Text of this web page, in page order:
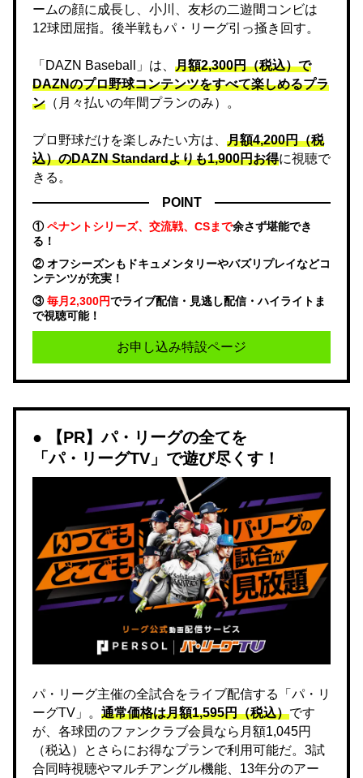
ームの顔に成長し、小川、友杉の二遊間コンビは
12球団屈指。後半戦もパ・リーグ引っ掻き回す。
「DAZN Baseball」は、 月額2,300円（税込）で
DAZNのプロ野球コンテンツをすべて楽しめるプラ
ン （月々払いの年間プランのみ）。
プロ野球だけを楽しみたい方は、 月額4,200円（税
込）のDAZN Standard​よりも1,900円お得に視聴で
きる。
POINT
①ペナントシリーズ、交流戦、CSまで余さず堪能でき
る！
② オフシーズンもドキュメンタリーやバズリプレイなどコ
ンテンツが充実！
③毎月2,300円でライブ配信・見逃し配信・ハイライトま
で視聴可能！
お申し込み特設ページ
【PR】パ・リーグの全てを
「パ・リーグTV」で遊び尽くす！
パ・リーグ主催の全試合をライブ配信する「パ・リ
ーグTV」。 通常価格は月額1,595円（税込）です
が、各球団のファンクラブ会員なら月額1,045円
（税込）とさらにお得なプランで利用可能だ。3試
合同時視聴やマルチアングル機能、13年分のアー